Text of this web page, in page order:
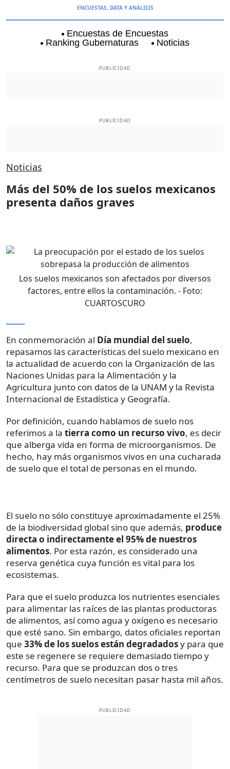
ENCUESTAS, DATA Y ANÁLISIS
Encuestas de Encuestas
Ranking Gubernaturas
Noticias
PUBLICIDAD
PUBLICIDAD
Noticias
Más del 50% de los suelos mexicanos
presenta daños graves
Los suelos mexicanos son afectados por diversos
factores, entre ellos la contaminación. - Foto:
CUARTOSCURO
En conmemoración al Día mundial del suelo,
repasamos las características del suelo mexicano en
la actualidad de acuerdo con la Organización de las
Naciones Unidas para la Alimentación y la
Agricultura junto con datos de la UNAM y la Revista
Internacional de Estadística y Geografía.
Por definición, cuando hablamos de suelo nos
referimos a la tierra como un recurso vivo, es decir
que alberga vida en forma de microorganismos. De
hecho, hay más organismos vivos en una cucharada
de suelo que el total de personas en el mundo.
El suelo no sólo constituye aproximadamente el 25%
de la biodiversidad global sino que además, produce
directa o indirectamente el 95% de nuestros
alimentos. Por esta razón, es considerado una
reserva genética cuya función es vital para los
ecosistemas.
Para que el suelo produzca los nutrientes esenciales
para alimentar las raíces de las plantas productoras
de alimentos, así como agua y oxígeno es necesario
que esté sano. Sin embargo, datos oficiales reportan
que 33% de los suelos están degradadosy para que
este se regenere se requiere demasiado tiempo y
recurso. Para que se produzcan dos o tres
centímetros de suelo necesitan pasar hasta mil años.
PUBLICIDAD